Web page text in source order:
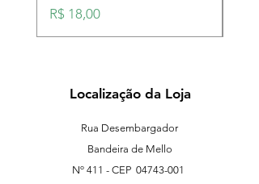
Preço
R$ 18,00
Localização da Loja
Rua Desembargador
Bandeira de Mello
Nº 411 - CEP 04743-001